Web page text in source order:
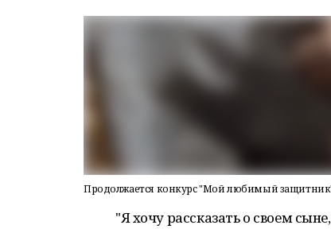
Продолжается конкурс "Мой любимый
"Я хочу рассказать о своем